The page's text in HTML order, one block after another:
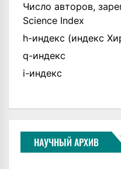
Число авторов,
Science Index
h-индекс (индекс
q-индекс
i-индекс
НАУЧНЫЙ АРХИВ